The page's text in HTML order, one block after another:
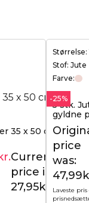
35 x 50 cm - ecru
29,95
Current
price is:
27,95kr..
Størrelse:
Stof: Jute
Farve:
-25%
5 stk.
gyldne
price
was:
Laveste